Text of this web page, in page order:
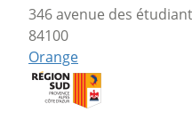
346 avenue des
84100
Orange